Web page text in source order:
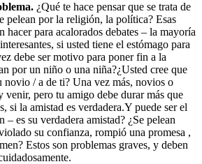
¿Qué te hace pensar que se trata de
pelean por la religión, la política? Esas
hacer para acalorados debates – la mayoría
si usted tiene el estómago para
debe ser motivo para poner fin a la
por un niño o una niña?¿Usted cree que
novio / a de ti? Una vez más, novios o
venir, pero tu amigo debe durar más que
si la amistad es verdadera.Y puede ser el
– es su verdadera amistad? ¿Se pelean
su confianza, rompió una promesa ,
Estos son problemas graves, y deben